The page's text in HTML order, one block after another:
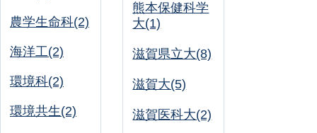
農学生命科(2)
海洋工(2)
環境科(2)
環境共生(2)
熊本保健科学
大(1)
滋賀県立大(8)
滋賀大(5)
滋賀医科大(2)